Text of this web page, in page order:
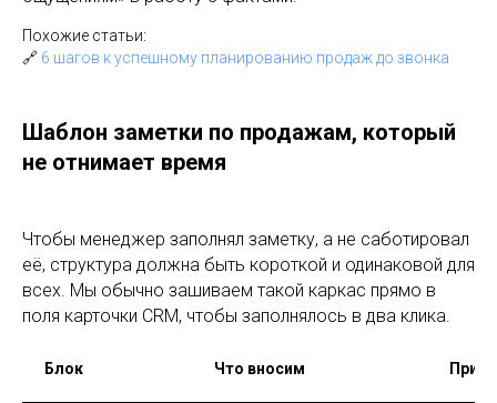
Похожие статьи:
🔗 6 шагов к успешному планированию продаж до звонка
Шаблон заметки по продажам, который
не отнимает время
Чтобы менеджер заполнял заметку, а не саботировал
её, структура должна быть короткой и одинаковой для
всех. Мы обычно зашиваем такой каркас прямо в
поля карточки CRM, чтобы заполнялось в два клика.
Блок Что вносим